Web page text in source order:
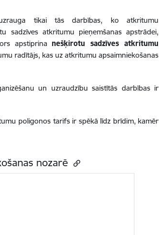
uzrauga tikai tās darbības, ko atkritumu
sadzīves atkritumu pieņemšanas apstrādei,
apstiprinanešķirotu sadzīves atkritumu
radītājs, kas uz atkritumu apsaimniekošanas
un uzraudzību saistītās darbības ir
poligonos tarifs ir spēkā līdz brīdim, kamēr
nozarē